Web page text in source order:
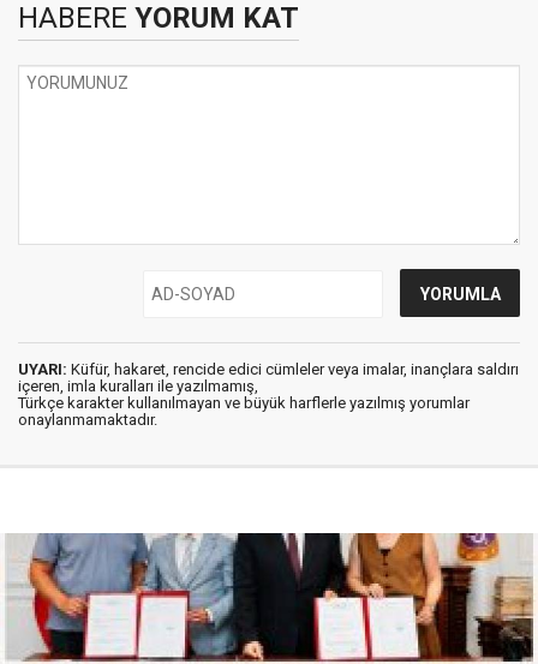
HABERE YORUM KAT
UYARI: Küfür, hakaret, rencide edici cümleler veya imalar, inançlara saldırı
içeren, imla kuralları ile yazılmamış,
Türkçe karakter kullanılmayan ve büyük harflerle yazılmış yorumlar
onaylanmamaktadır.